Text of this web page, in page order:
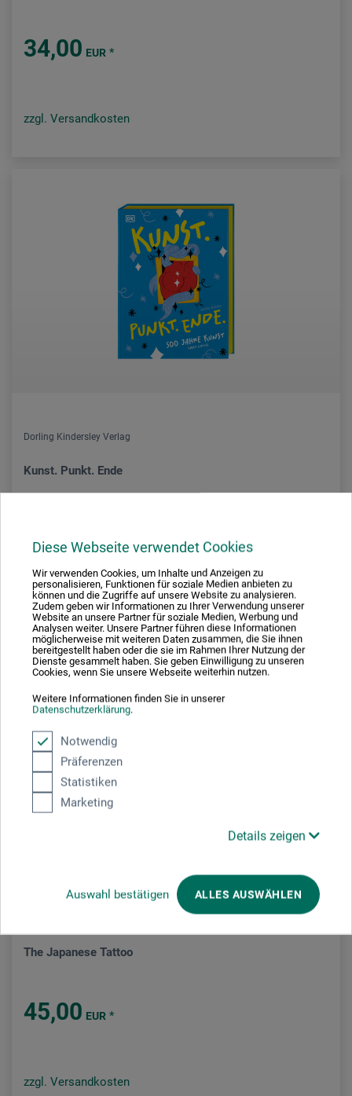
Diese Webseite verwendet Cookies
Wir verwenden Cookies, um Inhalte und Anzeigen zu
personalisieren, Funktionen für soziale Medien anbieten zu
können und die Zugriffe auf unsere Website zu analysieren.
Zudem geben wir Informationen zu Ihrer Verwendung unserer
Website an unsere Partner für soziale Medien, Werbung und
Analysen weiter. Unsere Partner führen diese Informationen
möglicherweise mit weiteren Daten zusammen, die Sie ihnen
bereitgestellt haben oder die sie im Rahmen Ihrer Nutzung der
Dienste gesammelt haben. Sie geben Einwilligung zu unseren
Cookies, wenn Sie unsere Webseite weiterhin nutzen.
Weitere Informationen finden Sie in unserer
Datenschutzerklärung.
Notwendig
Präferenzen
Statistiken
Marketing
Details zeigen
Auswahl bestätigen ALLES AUSWÄHLEN
34,00 EUR *
zzgl. Versandkosten
Dorling Kindersley Verlag
Kunst. Punkt. Ende
zzgl. Versandkosten
The Japanese Tattoo
45,00 EUR *
zzgl. Versandkosten